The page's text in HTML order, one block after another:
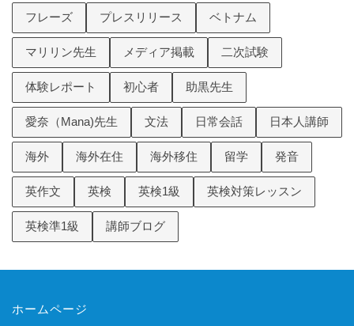
フレーズ プレスリリース ベトナム
マリリン先生 メディア掲載 二次試験
体験レポート 初心者 助黒先生
愛奈（Mana)先生 文法 日常会話 日本人講師
海外 海外在住 海外移住 留学 発音
英作文 英検 英検1級 英検対策レッスン
英検準1級 講師ブログ
ホームページ